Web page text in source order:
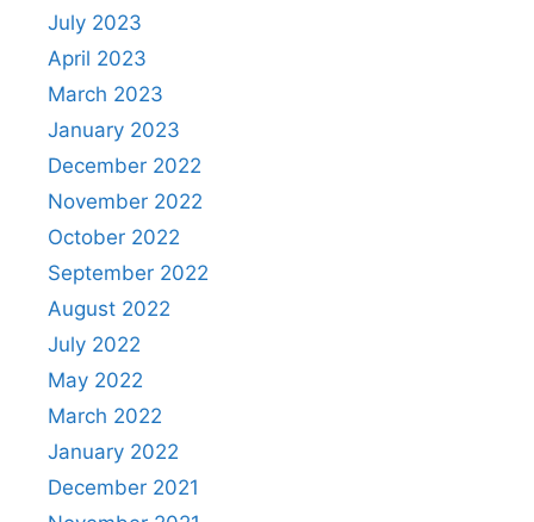
July 2023
April 2023
March 2023
January 2023
December 2022
November 2022
October 2022
September 2022
August 2022
July 2022
May 2022
March 2022
January 2022
December 2021